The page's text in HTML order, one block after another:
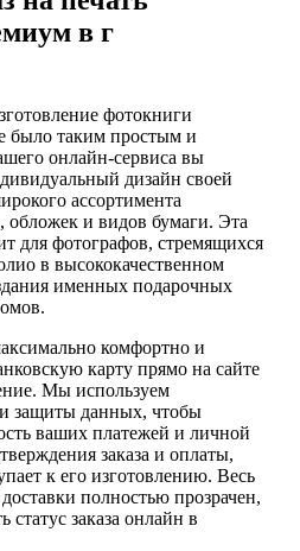
в г
фотокниги
было таким простым и
онлайн-сервиса вы
дизайн своей
ассортимента
обложек и видов бумаги. Эта
для фотографов, стремящихся
в высококачественном
именных подарочных
комфортно и
карту прямо на сайте
Мы используем
защиты данных, чтобы
ваших платежей и личной
заказа и оплаты,
к его изготовлению. Весь
полностью прозрачен,
заказа онлайн в